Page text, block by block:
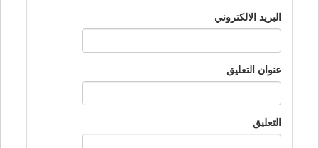
البريد الالكتروني
عنوان التعليق
التعليق